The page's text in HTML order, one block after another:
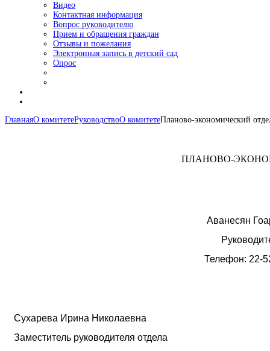
Видео
Контактная информация
Вопрос руководителю
Прием и обращения граждан
Отзывы и пожелания
Электронная запись в детский сад
Опрос
ГлавнаяО комитетеРуководствоО комитетеПланово-экономический
ПЛАНОВО-
Аванесян
Телефон: 22-
Сухарева Ирина Николаевна
Заместитель руководителя